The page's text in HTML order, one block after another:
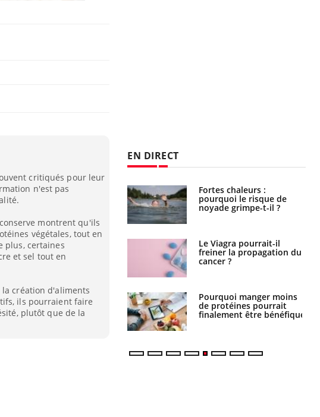
critiqués pour leur
n'est pas
montrent qu'ils
végétales, tout en
plus, certaines
et sel tout en
création d'aliments
ils pourraient faire
plutôt que de la
EN DIRECT
La sieste empêche-t-elle
VIH : la fin du comprimé
tous les jours se profile-t-
elle enfin ?
Pourquoi votre ventre
gâche-t-il les premiers
jours de vos vacances ?
Fortes chaleurs :
pourquoi le risque de
noyade grimpe-t-il ?
Le Viagra pourrait-il
freiner la propagation du
cancer ?
Pourquoi manger moins
de protéines pourrait
finalement être bénéfique